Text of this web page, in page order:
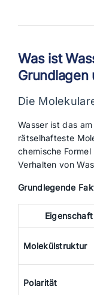
Was ist
Grundlagen
Die
Wasser ist das
rätselhafteste
chemische
Verhalten von
Grundlegende
Eigenschaft
Molekülstruktur
Polarität